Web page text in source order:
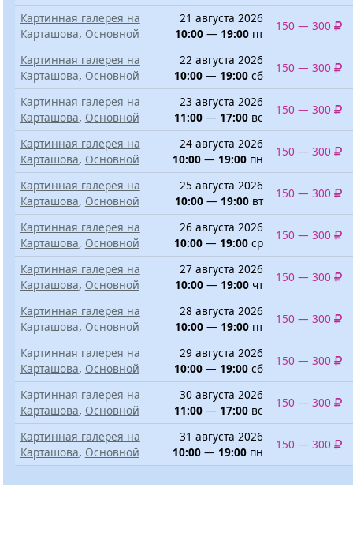
Картинная галерея на
Карташова, Основной
21 августа 2026
10:00 — 19:00 пт
150 — 300
Картинная галерея на
Карташова, Основной
22 августа 2026
10:00 — 19:00 сб
150 — 300
Картинная галерея на
Карташова, Основной
23 августа 2026
11:00 — 17:00 вс
150 — 300
Картинная галерея на
Карташова, Основной
24 августа 2026
10:00 — 19:00 пн
150 — 300
Картинная галерея на
Карташова, Основной
25 августа 2026
10:00 — 19:00 вт
150 — 300
Картинная галерея на
Карташова, Основной
26 августа 2026
10:00 — 19:00 ср
150 — 300
Картинная галерея на
Карташова, Основной
27 августа 2026
10:00 — 19:00 чт
150 — 300
Картинная галерея на
Карташова, Основной
28 августа 2026
10:00 — 19:00 пт
150 — 300
Картинная галерея на
Карташова, Основной
29 августа 2026
10:00 — 19:00 сб
150 — 300
Картинная галерея на
Карташова, Основной
30 августа 2026
11:00 — 17:00 вс
150 — 300
Картинная галерея на
Карташова, Основной
31 августа 2026
10:00 — 19:00 пн
150 — 300